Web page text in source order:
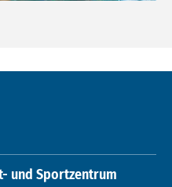
und Sportzentrum